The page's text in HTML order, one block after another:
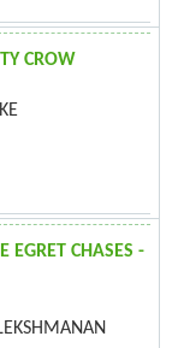
CROW
EGRET CHASES -